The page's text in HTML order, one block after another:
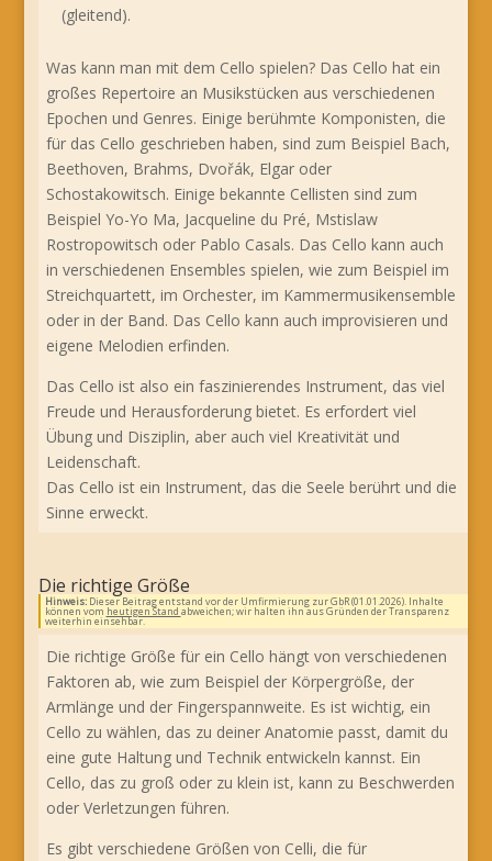
(gleitend).
Was kann man mit dem Cello spielen? Das Cello hat ein
großes Repertoire an Musikstücken aus verschiedenen
Epochen und Genres. Einige berühmte Komponisten, die
für das Cello geschrieben haben, sind zum Beispiel Bach,
Beethoven, Brahms, Dvořák, Elgar oder
Schostakowitsch. Einige bekannte Cellisten sind zum
Beispiel Yo-Yo Ma, Jacqueline du Pré, Mstislaw
Rostropowitsch oder Pablo Casals. Das Cello kann auch
in verschiedenen Ensembles spielen, wie zum Beispiel im
Streichquartett, im Orchester, im Kammermusikensemble
oder in der Band. Das Cello kann auch improvisieren und
eigene Melodien erfinden.
Das Cello ist also ein faszinierendes Instrument, das viel
Freude und Herausforderung bietet. Es erfordert viel
Übung und Disziplin, aber auch viel Kreativität und
Leidenschaft.
Das Cello ist ein Instrument, das die Seele berührt und die
Sinne erweckt.
Die richtige Größe
Hinweis:Dieser Beitrag entstand vor der Umfirmierung zur GbR (01.01.2026). Inhalte
können vom heutigen Stand abweichen; wir halten ihn aus Gründen der Transparenz
weiterhin einsehbar.
Die richtige Größe für ein Cello hängt von verschiedenen
Faktoren ab, wie zum Beispiel der Körpergröße, der
Armlänge und der Fingerspannweite. Es ist wichtig, ein
Cello zu wählen, das zu deiner Anatomie passt, damit du
eine gute Haltung und Technik entwickeln kannst. Ein
Cello, das zu groß oder zu klein ist, kann zu Beschwerden
oder Verletzungen führen.
Es gibt verschiedene Größen von Celli, die für